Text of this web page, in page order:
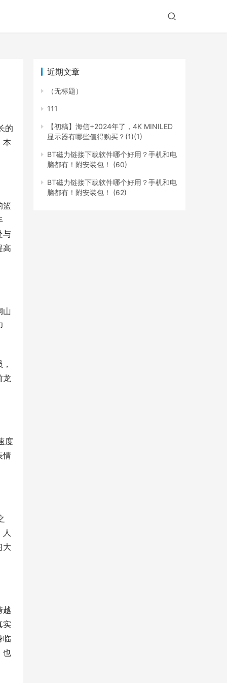
的
本
篮
与
高
山
龙
度
情
人
大
越
实
临
也
近期文章
（无标题）
111
【初稿】海信+2024年了，4K MINILED
显示器有哪些值得购买？(1)(1)
BT磁力链接下载软件哪个好用？手机和电
脑都有！附安装包！ (60)
BT磁力链接下载软件哪个好用？手机和电
脑都有！附安装包！ (62)